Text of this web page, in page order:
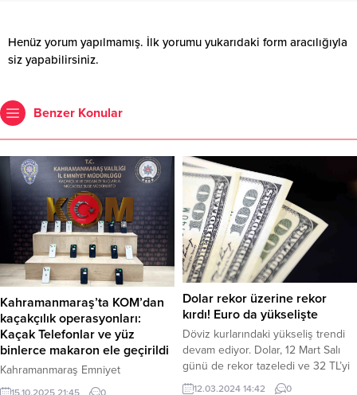
Henüz yorum yapılmamış. İlk yorumu yukarıdaki form aracılığıyla
siz yapabilirsiniz.
Benzer Konular
Kahramanmaraş’ta KOM’dan
kaçakçılık operasyonları:
Kaçak Telefonlar ve yüz
binlerce makaron ele geçirildi
Kahramanmaraş Emniyet
Müdürlüğü Kaçakçılık ve Organize
Dolar rekor üzerine rekor
kırdı! Euro da yükselişte
Döviz kurlarındaki yükseliş trendi
devam ediyor. Dolar, 12 Mart Salı
günü de rekor tazeledi ve 32 TL’yi
aştı. Euro da yükselişini sürdürüyor
12.03.2024 14:42 0